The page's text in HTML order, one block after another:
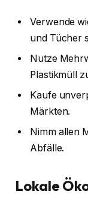
Verwende
und Tücher
Nutze
Plastikmüll
Kaufe
Märkten.
Nimm allen
Abfälle.
Lokale